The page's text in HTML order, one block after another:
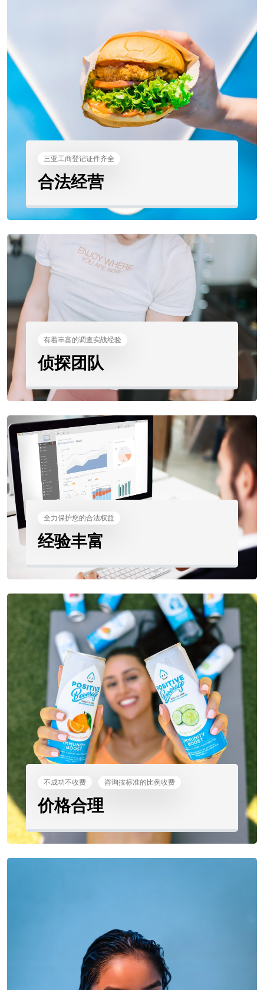
三亚工商登记证件齐全
合法经营
有着丰富的调查实战经验
侦探团队
全力保护您的合法权益
经验丰富
不成功不收费 咨询按标准的比例收费
价格合理